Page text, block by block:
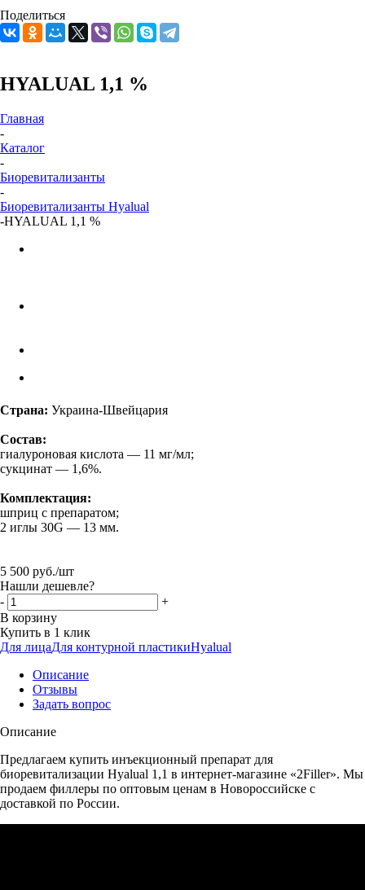
Поделиться
HYALUAL 1,1 %
Главная
-
Каталог
-
Биоревитализанты
-
Биоревитализанты Hyalual
-HYALUAL 1,1 %
Страна: Украина-Швейцария
Состав:
гиалуроновая кислота — 11 мг/мл;
сукцинат — 1,6%.
Комплектация:
шприц с препаратом;
2 иглы 30G — 13 мм.
5 500 руб./шт
Нашли дешевле?
-
+
В корзину
Купить в 1 клик
Для лицаДля контурной пластикиHyalual
Описание
Отзывы
Задать вопрос
Описание
Предлагаем купить инъекционный препарат для
биоревитализации Hyalual 1,1 в интернет-магазине «2Filler». Мы
продаем филлеры по оптовым ценам в Новороссийске с
доставкой по России.